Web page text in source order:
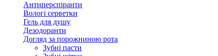
Антиперспіранти
Вологі серветки
Гель для душу
Дезодоранти
Догляд за порожниною рота
Зубні пасти